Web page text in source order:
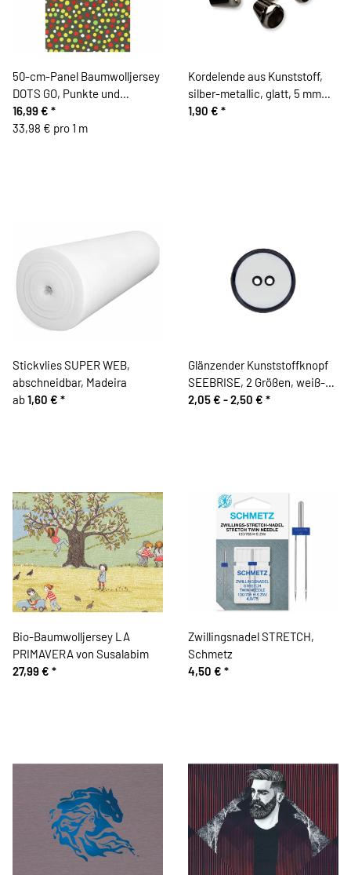
50-cm-Panel Baumwolljersey
DOTS GO, Punkte und
Rennautos, olive, Hilco
16,99 € *
33,98 € pro 1 m
Kordelende aus Kunststoff,
silber-metallic, glatt, 5 mm
Durchlass, SECO Knopf
1,90 € *
Stickvlies SUPER WEB,
abschneidbar, Madeira
ab1,60 € *
Glänzender Kunststoffknopf
SEEBRISE, 2 Größen, weiß-
blau
2,05 € -2,50 € *
Bio-Baumwolljersey LA
PRIMAVERA von Susalabim
27,99 € *
Zwillingsnadel STRETCH,
Schmetz
4,50 € *